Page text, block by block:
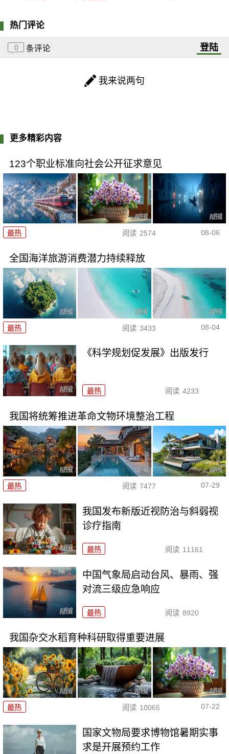
热门评论
0 条评论 登陆
我来说两句
更多精彩内容
123个职业标准向社会公开征求意见
最热 阅读 2574 08-06
全国海洋旅游消费潜力持续释放
最热 阅读 3433 08-04
《科学规划促发展》出版发行
最热 阅读 4233
我国将统筹推进革命文物环境整治工程
最热 阅读 7477 07-29
我国发布新版近视防治与斜弱视
诊疗指南
最热 阅读 11161
中国气象局启动台风、暴雨、强
对流三级应急响应
最热 阅读 8920
我国杂交水稻育种科研取得重要进展
最热 阅读 10065 07-22
国家文物局要求博物馆暑期实事
求是开展预约工作